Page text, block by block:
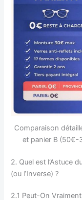
Comparaison
et panier B (50€-
2. Quel est l’Astuce
(ou l’Inverse) ?
2.1 Peut-On